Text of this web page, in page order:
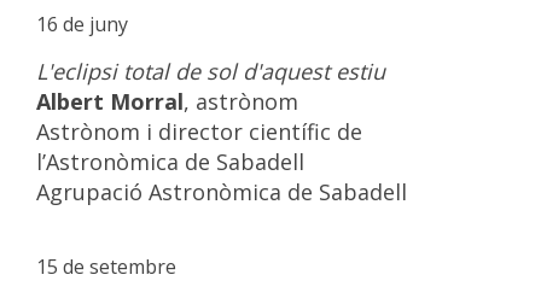
16 de juny
L'eclipsi total de sol d'aquest estiu
Albert Morral, astrònom
Astrònom i director científic de
l’Astronòmica de Sabadell
Agrupació Astronòmica de Sabadell
15 de setembre